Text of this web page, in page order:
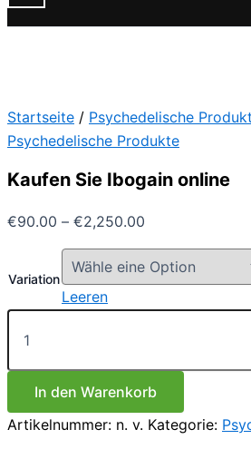
Startseite / Psychedelische
Psychedelische Produkte
Kaufen Sie Ibogain online
€90.00 – €2,250.00
bis
€2,250.00
Variation
Leeren
Kaufen
online
MengeIn den Warenkorb
Artikelnummer: n. v. Kategorie: